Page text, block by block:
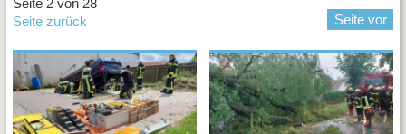
e.V.
e.V.
GAS
EULE e.V.
Förderverein der Grundschule Schwarme e.V.
Förderverein Freibad Schwarme e.V.
GAS
Seite 2 von 28
Seite zurück
Seite vor